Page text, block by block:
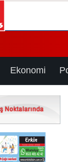
Ekonomi